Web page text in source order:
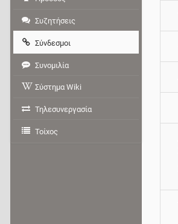
Συζητήσεις
Σύνδεσμοι
Συνομιλία
Σύστημα Wiki
Τηλεσυνεργασία
Τοίχος